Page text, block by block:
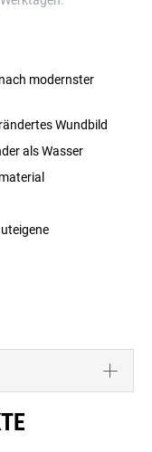
modernster
Wundbild
als Wasser